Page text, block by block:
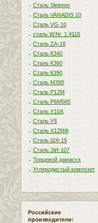
Сталь Sleipner
Сталь VANADIS 10
Сталь VG-10
сталь W.Nr. 1.4116
Сталь ZA-18
Сталь К340
Сталь К360
Сталь К390
Сталь М390
Сталь Р12М
Сталь Р6М5К5
Сталь У10А
Сталь У8
Сталь Х12МФ
Сталь ШХ-15
Сталь ЭИ-107
Торцевой дамасск
Углеродистый композит
Российские
производители: